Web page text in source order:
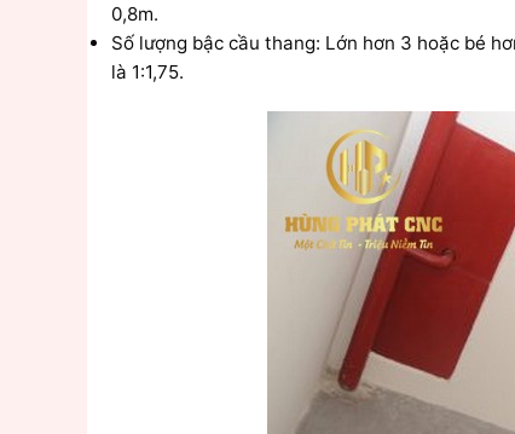
0,8m.
Số lượng bậc cầu thang: Lớn hơn 3 hoặc bé
là 1:1,75.